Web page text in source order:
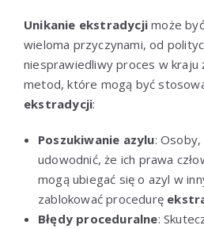
Unikanie ekstradycji może
wieloma przyczynami, od
niesprawiedliwy proces w kraju
metod, które mogą być
ekstradycji:
Poszukiwanie azylu:
udowodnić, że ich prawa
mogą ubiegać się o azyl w
zablokować procedurę
Błędy proceduralne: